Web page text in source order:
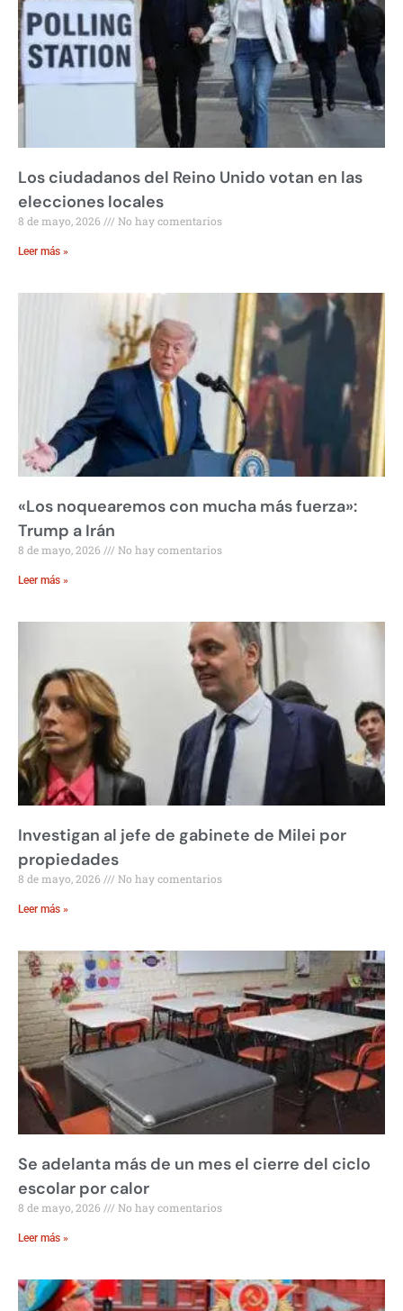
Los ciudadanos del Reino Unido votan en las
elecciones locales
8 de mayo, 2026 No hay comentarios
Leer más »
«Los noquearemos con mucha más fuerza»:
Trump a Irán
8 de mayo, 2026 No hay comentarios
Leer más »
Investigan al jefe de gabinete de Milei por
propiedades
8 de mayo, 2026 No hay comentarios
Leer más »
Se adelanta más de un mes el cierre del ciclo
escolar por calor
8 de mayo, 2026 No hay comentarios
Leer más »